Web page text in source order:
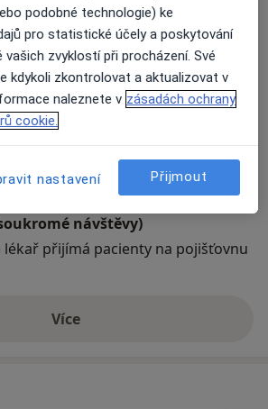
ušní, nosní, krční
74601
Přiblížit mapuse otevře v nové záložce
situaci udělat?
návštěvy)
lékař přijímá pacienty na pojišťovnu
Víceo adrese
podobné technologie) ke
pro statistické účely a poskytování
vašich zvyklostí při procházení. Své
kdykoli zkontrolovat a aktualizovat v
naleznete v zásadách ochrany
cookie.
nastavení Přijmout